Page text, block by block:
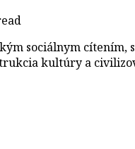
sociálnym
kultúry a